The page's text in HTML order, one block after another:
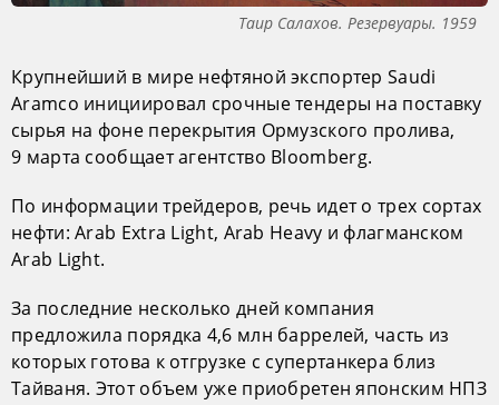
Таир Салахов. Резервуары. 1959
Крупнейший в мире нефтяной экспортер Saudi
Aramco инициировал срочные тендеры на поставку
сырья на фоне перекрытия Ормузского пролива,
9 марта сообщает агентство Bloomberg.
По информации трейдеров, речь идет о трех сортах
нефти: Arab Extra Light, Arab Heavy и флагманском
Arab Light.
За последние несколько дней компания
предложила порядка 4,6 млн баррелей, часть из
которых готова к отгрузке с супертанкера близ
Тайваня. Этот объем уже приобретен японским НПЗ